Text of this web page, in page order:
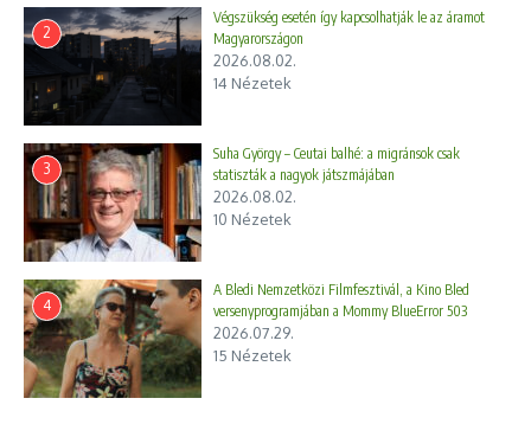
„A száraz fű túlélheti, a kiszáradt fa nem – így kellene
gazdálkodnunk a vízzel”
Végszükség esetén így kapcsolhatják le az áramot
Magyarországon
Suha György – Ceutai balhé: a migránsok csak statiszták a
nagyok játszmájában
A Bledi Nemzetközi Filmfesztivál, a Kino Bled
versenyprogramjában a Mommy BlueError 503
Bezár a budapesti kolumbiai nagykövetség
Cikk megosztása
2
Végszükség esetén így kapcsolhatják le az áramot
Magyarországon
2026.08.02.
14 Nézetek
3
Suha György – Ceutai balhé: a migránsok csak
statiszták a nagyok játszmájában
2026.08.02.
10 Nézetek
4
A Bledi Nemzetközi Filmfesztivál, a Kino Bled
versenyprogramjában a Mommy BlueError 503
2026.07.29.
15 Nézetek